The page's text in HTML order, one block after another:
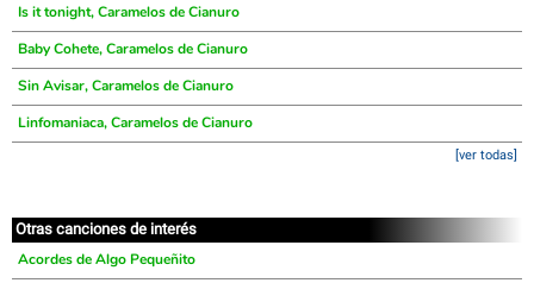
Is it tonight, Caramelos de Cianuro
Baby Cohete, Caramelos de Cianuro
Sin Avisar, Caramelos de Cianuro
Linfomaniaca, Caramelos de Cianuro
[ver todas]
Otras canciones de interés
Acordes de Algo Pequeñito